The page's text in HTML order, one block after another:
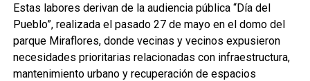
Estas labores derivan de la audiencia pública “Día del
Pueblo”, realizada el pasado 27 de mayo en el domo del
parque Miraflores, donde vecinas y vecinos expusieron
necesidades prioritarias relacionadas con infraestructura,
mantenimiento urbano y recuperación de espacios